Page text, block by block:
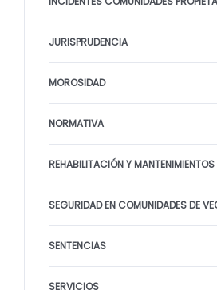
JURISPRUDENCIA
MOROSIDAD
NORMATIVA
REHABILITACIÓN Y
SEGURIDAD EN COMUNIDADES DE
SENTENCIAS
SERVICIOS